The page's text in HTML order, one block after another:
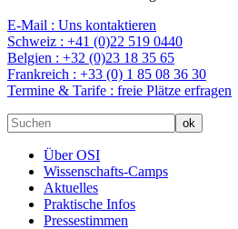
E-Mail : Uns kontaktieren
Schweiz : +41 (0)22 519 0440
Belgien : +32 (0)23 18 35 65
Frankreich : +33 (0) 1 85 08 36 30
Termine & Tarife : freie Plätze erfragen
Über OSI
Wissenschafts-Camps
Aktuelles
Praktische Infos
Pressestimmen